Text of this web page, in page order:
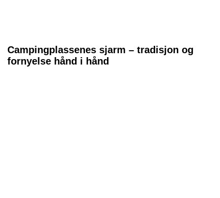
Campingplassenes sjarm – tradisjon og
fornyelse hånd i hånd